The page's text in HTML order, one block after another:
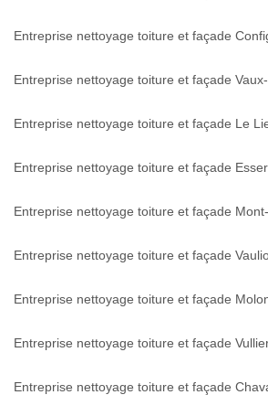
Entreprise nettoyage toiture et façade
Entreprise nettoyage toiture et façade
Entreprise nettoyage toiture et façade Le
Entreprise nettoyage toiture et façade
Entreprise nettoyage toiture et façade
Entreprise nettoyage toiture et façade
Entreprise nettoyage toiture et façade
Entreprise nettoyage toiture et façade
Entreprise nettoyage toiture et façade